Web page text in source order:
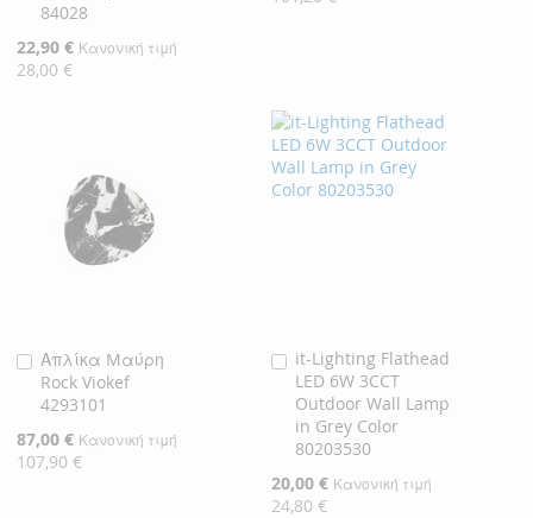
84028
Ειδική
Τιμή
22,90 € Κανονική τιμή
28,00 €
Απλίκα Mαύρη
Rock Viokef
4293101
Ειδική
Τιμή
87,00 € Κανονική τιμή
107,90 €
Προσθήκη
στο
Καλάθι
it-Lighting Flathead
LED 6W 3CCT
Outdoor Wall Lamp
in Grey Color
80203530
Ειδική
Τιμή
20,00 € Κανονική τιμή
24,80 €
Προσθήκη
στο
Καλάθι